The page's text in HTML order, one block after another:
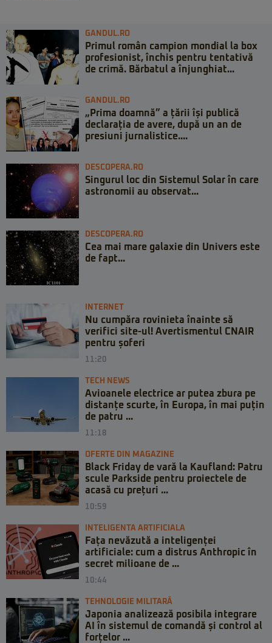
GANDUL.RO
Primul român campion mondial la box
profesionist, închis pentru tentativă
de crimă. Bărbatul a înjunghiat...
GANDUL.RO
„Prima doamnă” a țării își publică
declarația de avere, după un an de
presiuni jurnalistice....
DESCOPERA.RO
Singurul loc din Sistemul Solar în care
astronomii au observat...
DESCOPERA.RO
Cea mai mare galaxie din Univers este
de fapt...
INTERNET
Nu cumpăra rovinieta înainte să
verifici site-ul! Avertismentul CNAIR
pentru șoferi
11:20
TECH NEWS
Avioanele electrice ar putea zbura pe
distanțe scurte, în Europa, în mai puțin
de patru ...
11:18
OFERTE DIN MAGAZINE
Black Friday de vară la Kaufland: Patru
scule Parkside pentru proiectele de
acasă cu prețuri ...
10:59
INTELIGENTA ARTIFICIALA
Fața nevăzută a inteligenței
artificiale: cum a distrus Anthropic în
secret milioane de ...
10:44
TEHNOLOGIE MILITARĂ
Japonia analizează posibila integrare
AI în sistemul de comandă și control al
forțelor ...